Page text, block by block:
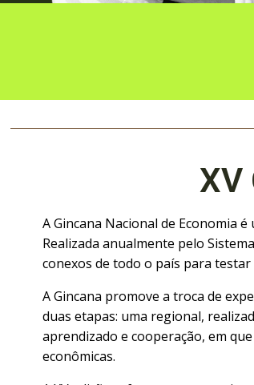
XV
A Gincana Nacional de Economia
Realizada anualmente pelo
conexos de todo o país para
A Gincana promove a troca de
duas etapas: uma regional,
aprendizado e cooperação, em
econômicas.